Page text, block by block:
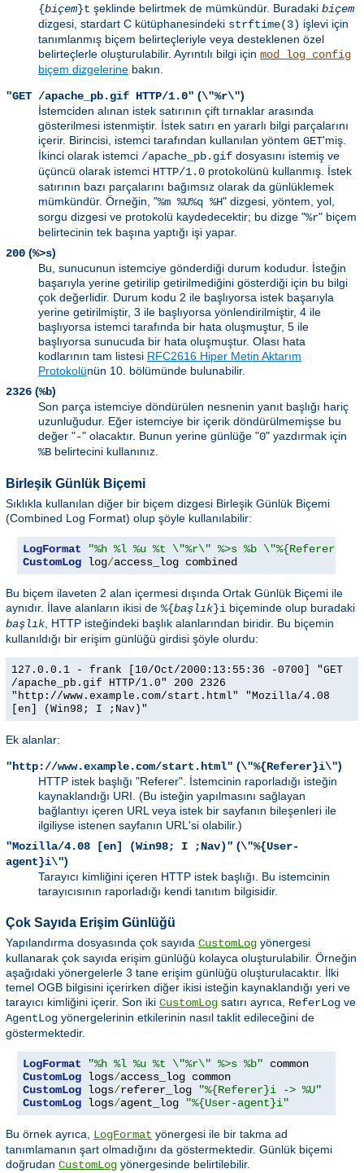
{biçem}t şeklinde belirtmek de mümkündür. Buradaki biçem
dizgesi, stardart C kütüphanesindeki strftime(3) işlevi için
tanımlanmış biçem belirteçleriyle veya desteklenen özel
belirteçlerle oluşturulabilir. Ayrıntılı bilgi için mod_log_config
biçem dizgelerine bakın.
"GET /apache_pb.gif HTTP/1.0" (\"%r\")
İstemciden alınan istek satırının çift tırnaklar arasında
gösterilmesi istenmiştir. İstek satırı en yararlı bilgi parçalarını
içerir. Birincisi, istemci tarafından kullanılan yöntem GET'miş.
İkinci olarak istemci /apache_pb.gif dosyasını istemiş ve
üçüncü olarak istemci HTTP/1.0 protokolünü kullanmış. İstek
satırının bazı parçalarını bağımsız olarak da günlüklemek
mümkündür. Örneğin, "%m %U%q %H" dizgesi, yöntem, yol,
sorgu dizgesi ve protokolü kaydedecektir; bu dizge "%r" biçem
belirtecinin tek başına yaptığı işi yapar.
200 (%>s)
Bu, sunucunun istemciye gönderdiği durum kodudur. İsteğin
başarıyla yerine getirilip getirilmediğini gösterdiği için bu bilgi
çok değerlidir. Durum kodu 2 ile başlıyorsa istek başarıyla
yerine getirilmiştir, 3 ile başlıyorsa yönlendirilmiştir, 4 ile
başlıyorsa istemci tarafında bir hata oluşmuştur, 5 ile
başlıyorsa sunucuda bir hata oluşmuştur. Olası hata
kodlarının tam listesi RFC2616 Hiper Metin Aktarım
Protokolünün 10. bölümünde bulunabilir.
2326 (%b)
Son parça istemciye döndürülen nesnenin yanıt başlığı hariç
uzunluğudur. Eğer istemciye bir içerik döndürülmemişse bu
değer "-" olacaktır. Bunun yerine günlüğe "0" yazdırmak için
%B belirtecini kullanınız.
Birleşik Günlük Biçemi
Sıklıkla kullanılan diğer bir biçem dizgesi Birleşik Günlük Biçemi
(Combined Log Format) olup şöyle kullanılabilir:
LogFormat
"%h %l %u %t \"%r\" %>s %b
CustomLog log/access_log combined
Bu biçem ilaveten 2 alan içermesi dışında Ortak Günlük Biçemi ile
aynıdır. İlave alanların ikisi de %{başlık}i biçeminde olup buradaki
başlık, HTTP isteğindeki başlık alanlarından biridir. Bu biçemin
kullanıldığı bir erişim günlüğü girdisi şöyle olurdu:
127.0.0.1 - frank [10/Oct/2000:13:55:36 -0700] "GET
/apache_pb.gif HTTP/1.0" 200 2326
"http://www.example.com/start.html" "Mozilla/4.08
[en] (Win98; I ;Nav)"
Ek alanlar:
"http://www.example.com/start.html" (\"%{Referer}i\")
HTTP istek başlığı "Referer". İstemcinin raporladığı isteğin
kaynaklandığı URI. (Bu isteğin yapılmasını sağlayan
bağlantıyı içeren URL veya istek bir sayfanın bileşenleri ile
ilgiliyse istenen sayfanın URL'si olabilir.)
"Mozilla/4.08 [en] (Win98; I ;Nav)" (\"%{User-
agent}i\")
Tarayıcı kimliğini içeren HTTP istek başlığı. Bu istemcinin
tarayıcısının raporladığı kendi tanıtım bilgisidir.
Çok Sayıda Erişim Günlüğü
Yapılandırma dosyasında çok sayıda CustomLog yönergesi
kullanarak çok sayıda erişim günlüğü kolayca oluşturulabilir. Örneğin
aşağıdaki yönergelerle 3 tane erişim günlüğü oluşturulacaktır. İlki
temel OGB bilgisini içerirken diğer ikisi isteğin kaynaklandığı yeri ve
tarayıcı kimliğini içerir. Son iki CustomLog satırı ayrıca, ReferLog ve
AgentLog yönergelerinin etkilerinin nasıl taklit edileceğini de
göstermektedir.
LogFormat "%h %l %u %t \"%r\" %>s %b"
CustomLog logs/
CustomLog logs/referer_log
"%{Referer}i -> %U"
CustomLog logs/agent_log "%{User-agent}i"
Bu örnek ayrıca, LogFormat yönergesi ile bir takma ad
tanımlamanın şart olmadığını da göstermektedir. Günlük biçemi
doğrudan CustomLog yönergesinde belirtilebilir.